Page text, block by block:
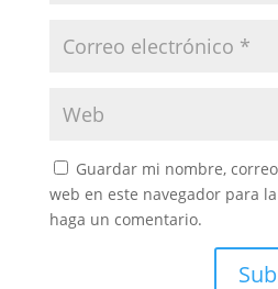
Guardar mi nombre,
web en este navegador para
haga un comentario.